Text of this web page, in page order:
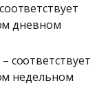
дневном
– соответствует
недельном